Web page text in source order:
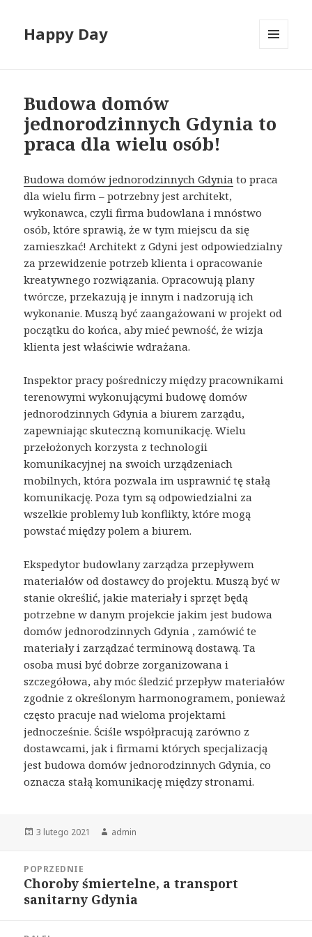
Happy Day
Budowa domów
jednorodzinnych Gdynia to
praca dla wielu osób!
Budowa domów jednorodzinnych Gdynia to praca
dla wielu firm – potrzebny jest architekt,
wykonawca, czyli firma budowlana i mnóstwo
osób, które sprawią, że w tym miejscu da się
zamieszkać! Architekt z Gdyni jest odpowiedzialny
za przewidzenie potrzeb klienta i opracowanie
kreatywnego rozwiązania. Opracowują plany
twórcze, przekazują je innym i nadzorują ich
wykonanie. Muszą być zaangażowani w projekt od
początku do końca, aby mieć pewność, że wizja
klienta jest właściwie wdrażana.
Inspektor pracy pośredniczy między pracownikami
terenowymi wykonującymi budowę domów
jednorodzinnych Gdynia a biurem zarządu,
zapewniając skuteczną komunikację. Wielu
przełożonych korzysta z technologii
komunikacyjnej na swoich urządzeniach
mobilnych, która pozwala im usprawnić tę stałą
komunikację. Poza tym są odpowiedzialni za
wszelkie problemy lub konflikty, które mogą
powstać między polem a biurem.
Ekspedytor budowlany zarządza przepływem
materiałów od dostawcy do projektu. Muszą być w
stanie określić, jakie materiały i sprzęt będą
potrzebne w danym projekcie jakim jest budowa
domów jednorodzinnych Gdynia , zamówić te
materiały i zarządzać terminową dostawą. Ta
osoba musi być dobrze zorganizowana i
szczegółowa, aby móc śledzić przepływ materiałów
zgodnie z określonym harmonogramem, ponieważ
często pracuje nad wieloma projektami
jednocześnie. Ściśle współpracują zarówno z
dostawcami, jak i firmami których specjalizacją
jest budowa domów jednorodzinnych Gdynia, co
oznacza stałą komunikację między stronami.
Opublikowano
3 lutego 2021 Autor
admin
wpisuPOPRZEDNIE
Poprzedni
wpis:
Choroby śmiertelne, a transport
sanitarny Gdynia